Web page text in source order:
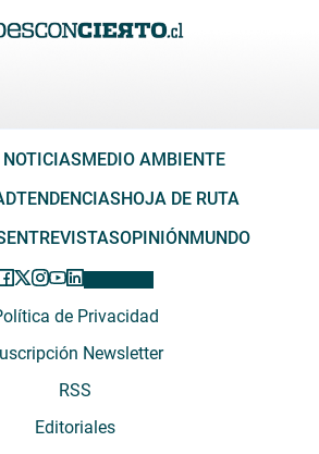
MEDIO AMBIENTE
TENDENCIASHOJA DE RUTA
ENTREVISTASOPINIÓNMUNDO
de Privacidad
Newsletter
RSS
Editoriales